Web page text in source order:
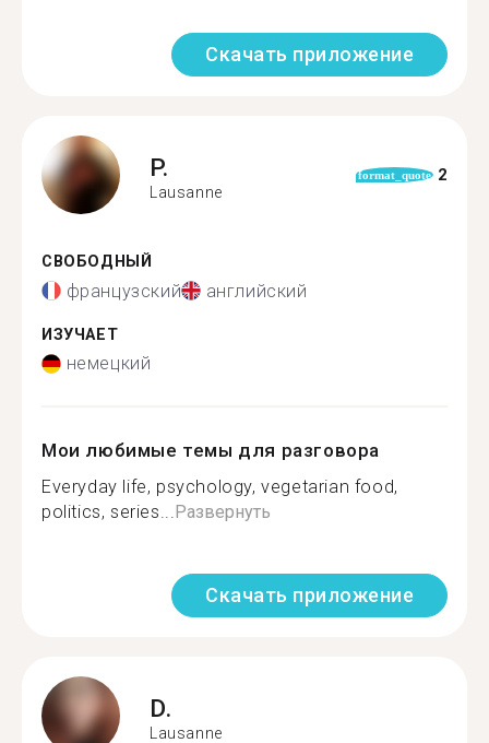
Скачать приложение
P.
Lausanne
format_quote 2
СВОБОДНЫЙ
французский английский
ИЗУЧАЕТ
немецкий
Мои любимые темы для разговора
Everyday life, psychology, vegetarian food,
politics, series...Развернуть
Скачать приложение
D.
Lausanne